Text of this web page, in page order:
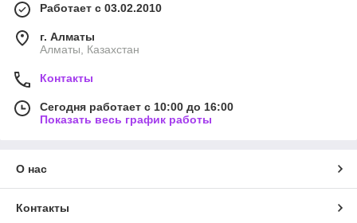
Работает с 03.02.2010
г. Алматы
Алматы, Казахстан
Контакты
Сегодня работает с 10:00 до 16:00
Показать весь график работы
О нас
Контакты